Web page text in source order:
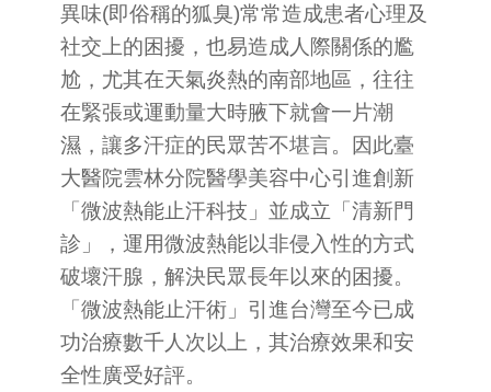
異味(即俗稱的狐臭)常常造成患者心理及
社交上的困擾，也易造成人際關係的尷
尬，尤其在天氣炎熱的南部地區，往往
在緊張或運動量大時腋下就會一片潮
濕，讓多汗症的民眾苦不堪言。因此臺
大醫院雲林分院醫學美容中心引進創新
「微波熱能止汗科技」並成立「清新門
診」，運用微波熱能以非侵入性的方式
破壞汗腺，解決民眾長年以來的困擾。
「微波熱能止汗術」引進台灣至今已成
功治療數千人次以上，其治療效果和安
全性廣受好評。